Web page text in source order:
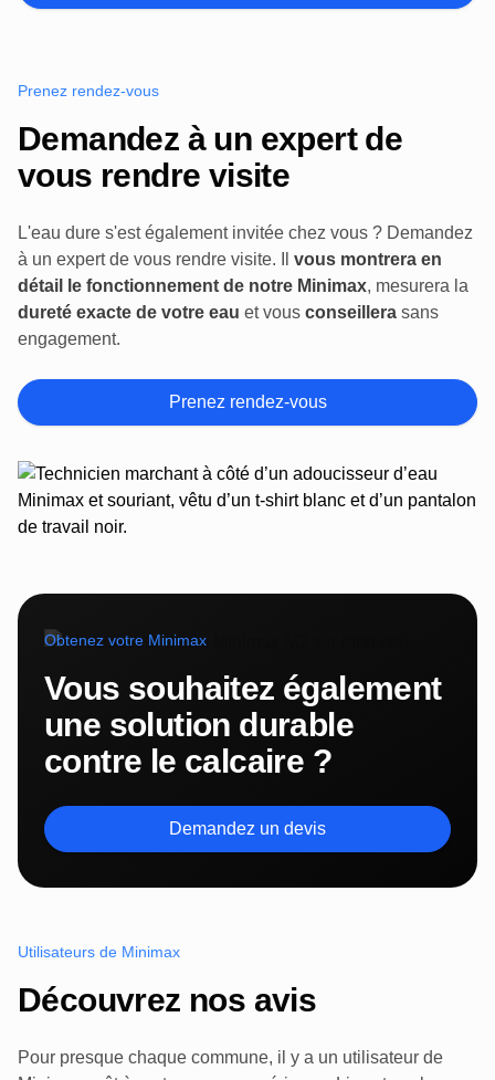
Prenez rendez-vous
Demandez à un expert de
vous rendre visite
L'eau dure s'est également invitée chez vous ? Demandez
à un expert de vous rendre visite. Il vous montrera en
détail le fonctionnement de notre Minimax, mesurera la
dureté exacte de votre eau et vous conseillera sans
engagement.
Prenez rendez-vous
Obtenez votre Minimax
Vous souhaitez également
une solution durable
contre le calcaire ?
Demandez un devis
Utilisateurs de Minimax
Découvrez nos avis
Pour presque chaque commune, il y a un utilisateur de